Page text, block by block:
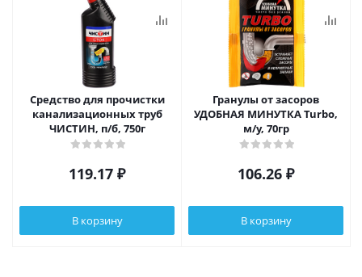
Средство для прочистки
канализационных труб
ЧИСТИН, п/б, 750г
119.17 ₽
В корзину
Гранулы от засоров
УДОБНАЯ МИНУТКА Turbo,
м/у, 70гр
106.26 ₽
В корзину